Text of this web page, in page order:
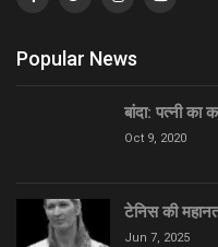
Popular News
बांदा: पत्नी का
Oct 9, 2020
टेनिस की
Jun 7, 2025